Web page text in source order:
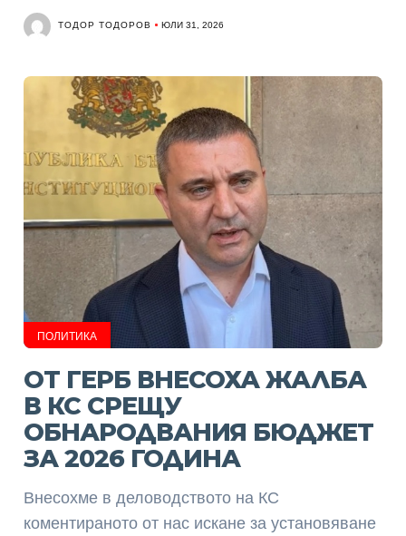
ТОДОР ТОДОРОВ ЮЛИ 31, 2026
ПОЛИТИКА
ОТ ГЕРБ ВНЕСОХА ЖАЛБА
В КС СРЕЩУ
ОБНАРОДВАНИЯ БЮДЖЕТ
ЗА 2026 ГОДИНА
Внесохме в деловодството на КС
коментираното от нас искане за установяване